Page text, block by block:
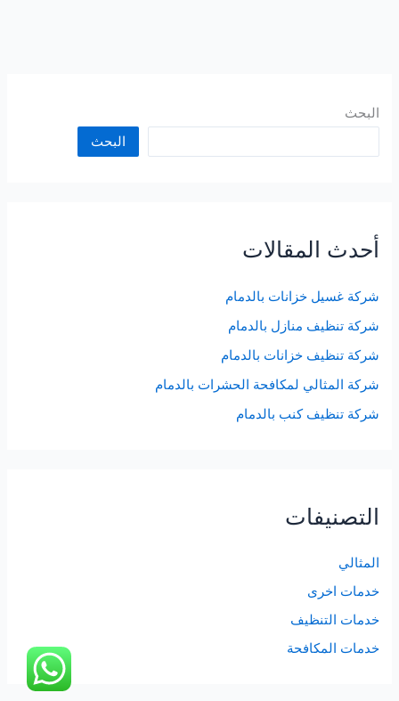
البحث
البحث
أحدث المقالات
شركة غسيل خزانات بالدمام
شركة تنظيف منازل بالدمام
شركة تنظيف خزانات بالدمام
شركة المثالي لمكافحة الحشرات بالدمام
شركة تنظيف كنب بالدمام
التصنيفات
المثالي
خدمات اخرى
خدمات التنظيف
خدمات المكافحة